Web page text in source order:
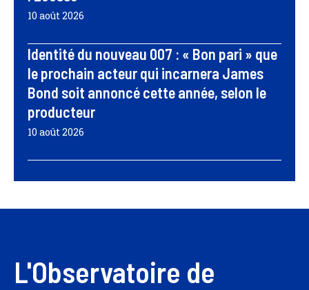
10 août 2026
Identité du nouveau 007 : « Bon pari » que
le prochain acteur qui incarnera James
Bond soit annoncé cette année, selon le
producteur
10 août 2026
L'Observatoire de